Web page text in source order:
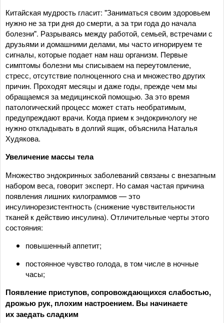
Китайская мудрость гласит: "Заниматься своим здоровьем
нужно не за три дня до смерти, а за три года до начала
болезни". Разрываясь между работой, семьей, встречами с
друзьями и домашними делами, мы часто игнорируем те
сигналы, которые подает нам наш организм. Первые
симптомы болезни мы списываем на переутомление,
стресс, отсутствие полноценного сна и множество других
причин. Проходят месяцы и даже годы, прежде чем мы
обращаемся за медицинской помощью. За это время
патологический процесс может стать необратимым,
предупреждают врачи. Когда прием к эндокринологу не
нужно откладывать в долгий ящик, объяснила Наталья
Худякова.
Увеличение массы тела
Множество эндокринных заболеваний связаны с внезапным
набором веса, говорит эксперт. Но самая частая причина
появления лишних килограммов — это
инсулинорезистентность (снижение чувствительности
тканей к действию инсулина). Отличительные черты этого
состояния:
повышенный аппетит;
постоянное чувство голода, в том числе в ночные
часы;
Появление приступов, сопровождающихся слабостью,
дрожью рук, плохим настроением. Вы начинаете
их заедать сладким